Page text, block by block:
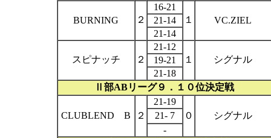
BURNING ２
16-21
１
VC.ZIEL
21-14
21-14
スピナッチ ２
21-12
１
シグナル
19-21
21-18
Ⅱ部ABリーグ９．１０位決定戦
CLUBLEND B ２
21-19
０
シグナル
21- 7
-